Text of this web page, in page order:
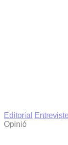
Editorial
Opinió